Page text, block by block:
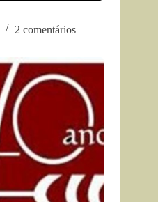
2 comentários